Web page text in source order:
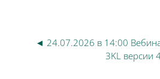
◄ 24.07.2026 в 14:00
3KL версии